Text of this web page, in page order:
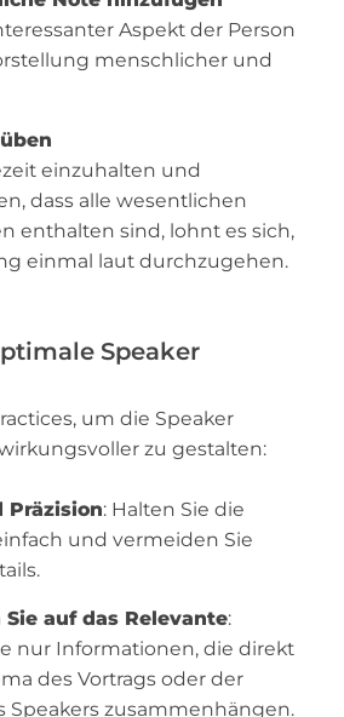
Aspekt der Person
menschlicher und
einzuhalten und
dass alle wesentlichen
enthalten sind, lohnt es sich,
einmal laut durchzugehen.
Speaker
um die Speaker
zu gestalten:
Präzision: Halten Sie die
und vermeiden Sie
Sie auf das Relevante:
nur Informationen, die direkt
des Vortrags oder der
Speakers zusammenhängen.